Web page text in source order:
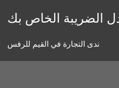
الضريبة الخاص بك
ندى التجارة في القيم للرفس